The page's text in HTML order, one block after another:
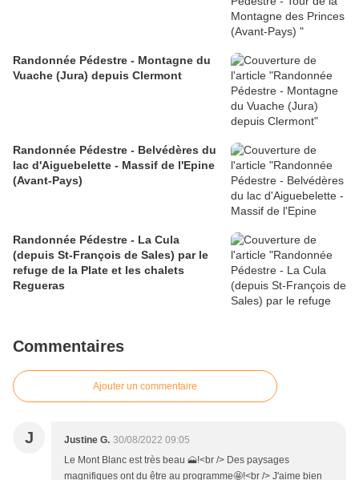
Randonnée Pédestre - Montagne du
Vuache (Jura) depuis Clermont
Randonnée Pédestre - Belvédères du
lac d'Aiguebelette - Massif de l'Epine
(Avant-Pays)
Randonnée Pédestre - La Cula
(depuis St-François de Sales) par le
refuge de la Plate et les chalets
Regueras
Commentaires
Ajouter un commentaire
J Justine G. 30/08/2022 09:05
Le Mont Blanc est très beau 🗻!<br /> Des paysages
magnifiques ont du être au programme🤩!<br /> J'aime bien